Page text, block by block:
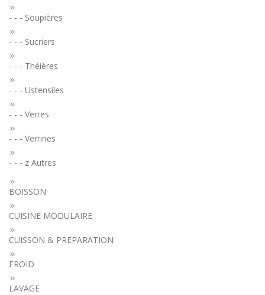
- - - Soupières
- - - Sucriers
- - - Théières
- - - Ustensiles
- - - Verres
- - - Verrines
- - - z Autres
BOISSON
CUISINE MODULAIRE
CUISSON & PREPARATION
FROID
LAVAGE